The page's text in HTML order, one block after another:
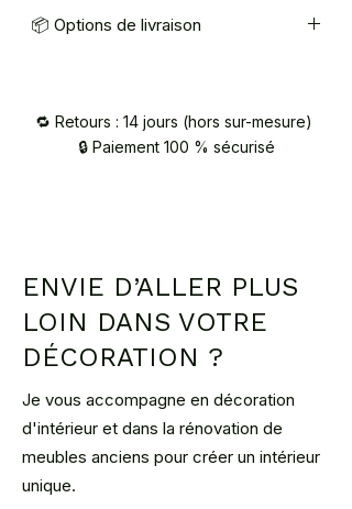
Fabrication française
📦 Options de livraison
sur RDV / contact@atelier2main.fr
🔁 Retours : 14 jours (hors sur-mesure)
🔒 Paiement 100 % sécurisé
ENVIE D’ALLER PLUS
LOIN DANS VOTRE
DÉCORATION ?
Je vous accompagne en décoration
d'intérieur et dans la rénovation de
meubles anciens pour créer un intérieur
unique.